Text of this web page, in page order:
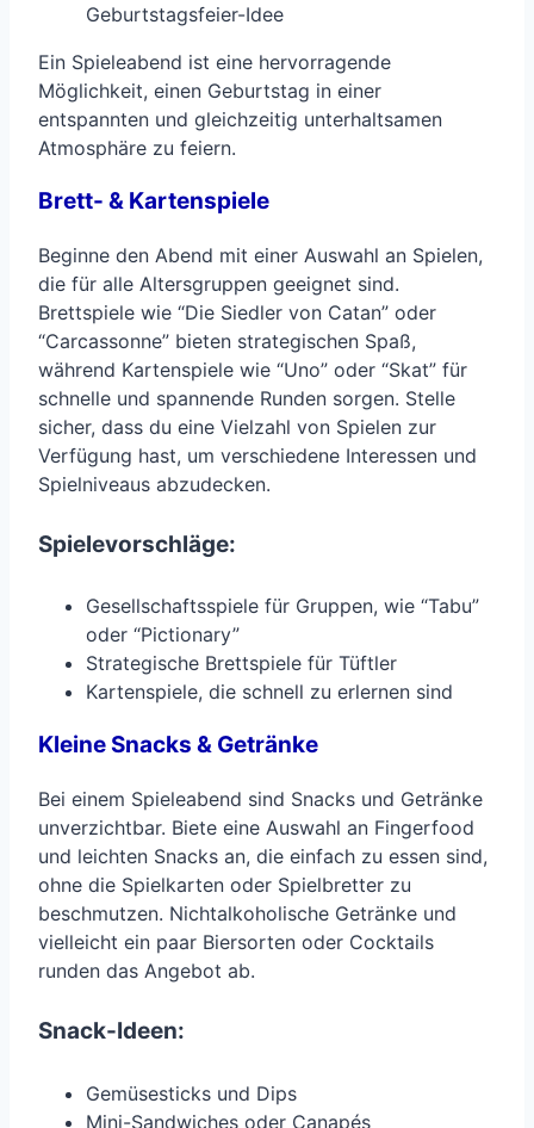
Geburtstagsfeier-Idee
Ein Spieleabend ist eine hervorragende
Möglichkeit, einen Geburtstag in einer
entspannten und gleichzeitig unterhaltsamen
Atmosphäre zu feiern.
Brett- & Kartenspiele
Beginne den Abend mit einer Auswahl an Spielen,
die für alle Altersgruppen geeignet sind.
Brettspiele wie “Die Siedler von Catan” oder
“Carcassonne” bieten strategischen Spaß,
während Kartenspiele wie “Uno” oder “Skat” für
schnelle und spannende Runden sorgen. Stelle
sicher, dass du eine Vielzahl von Spielen zur
Verfügung hast, um verschiedene Interessen und
Spielniveaus abzudecken.
Spielevorschläge:
Gesellschaftsspiele für Gruppen, wie “Tabu”
oder “Pictionary”
Strategische Brettspiele für Tüftler
Kartenspiele, die schnell zu erlernen sind
Kleine Snacks & Getränke
Bei einem Spieleabend sind Snacks und Getränke
unverzichtbar. Biete eine Auswahl an Fingerfood
und leichten Snacks an, die einfach zu essen sind,
ohne die Spielkarten oder Spielbretter zu
beschmutzen. Nichtalkoholische Getränke und
vielleicht ein paar Biersorten oder Cocktails
runden das Angebot ab.
Snack-Ideen:
Gemüsesticks und Dips
Mini-Sandwiches oder Canapés